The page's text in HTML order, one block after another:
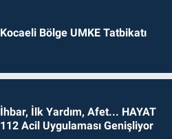
Kocaeli Bölge UMKE Tatbikatı
İhbar, İlk Yardım, Afet... HAYAT
112 Acil Uygulaması Genişliyor